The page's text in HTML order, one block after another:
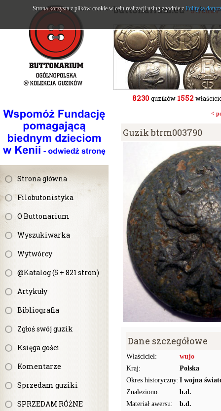
Strona główna
Filobutonistyka
O Buttonarium
Wyszukiwarka
Wytwórcy
@Katalog (5 + 821 stron)
Artykuły
Bibliografia
Zgłoś swój guzik
Księga gości
Komentarze
Sprzedam guziki
SPRZEDAM RÓŻNE
buttonarium.eu- Strona
8230 guzików 1552
<
Guzik btrm003790
Dane szczegółowe
Właściciel:
wujo
Kraj:
Polska
Okres historyczny: I wojna
Znaleziono:
b.d.
Materiał awersu:
b.d.
Strona korzysta z plików cookie w celu realizacji usług zgodnie z Polityką